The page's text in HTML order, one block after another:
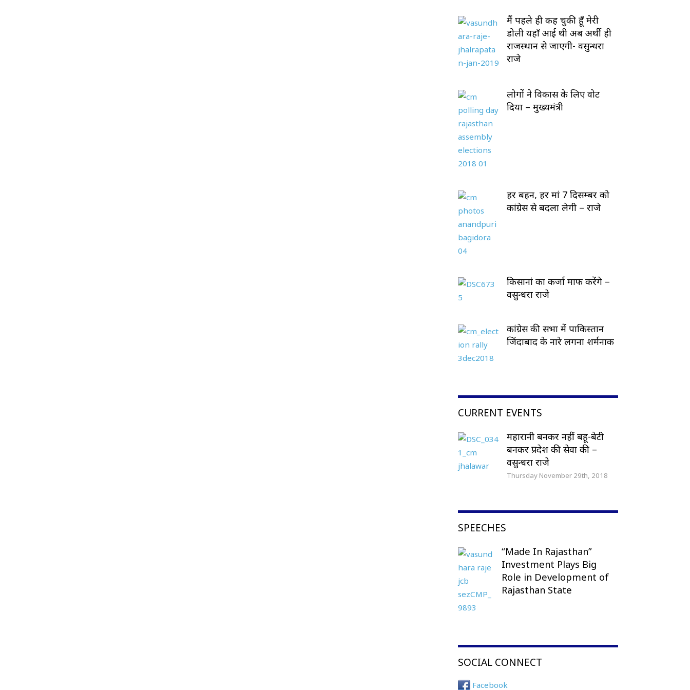
मैं पहले ही कह चुकी हूँ मेरी
डोली यहाँ आई थी अब अर्थी ही
राजस्थान से जाएगी- वसुन्धरा
राजे
लोगों ने विकास के लिए वोट
दिया – मुख्यमंत्री
हर बहन, हर मां 7 दिसम्बर को
कांग्रेस से बदला लेगी – राजे
किसानां का कर्जा माफ करेंगे –
वसुन्धरा राजे
कांग्रेस की सभा में पाकिस्तान
जिंदाबाद के नारे लगना शर्मनाक
CURRENT EVENTS
महारानी बनकर नहीं बहू-बेटी
बनकर प्रदेश की सेवा की –
वसुन्धरा राजे
Thursday November 29th, 2018
SPEECHES
“Made In Rajasthan”
Investment Plays Big
Role in Development of
Rajasthan State
SOCIAL CONNECT
Facebook